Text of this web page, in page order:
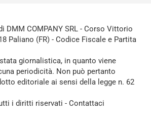
DMM COMPANY SRL - Corso Vittorio
Paliano (FR) - Codice Fiscale e Partita
giornalistica, in quanto viene
periodicità. Non può pertanto
editoriale ai sensi della legge n. 62
i diritti riservati - Contattaci